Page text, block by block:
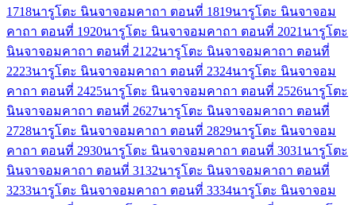
1718นารูโตะ นินจาจอมคาถา ตอนที่ 1819นารูโตะ นินจาจอม
คาถา ตอนที่ 1920นารูโตะ นินจาจอมคาถา ตอนที่ 2021 นารูโตะ
นินจาจอมคาถา ตอนที่ 21 22นารูโตะ นินจาจอมคาถา ตอนที่
2223นารูโตะ นินจาจอมคาถา ตอนที่ 2324นารูโตะ นินจาจอม
คาถา ตอนที่ 2425นารูโตะ นินจาจอมคาถา ตอนที่ 2526นารูโตะ
นินจาจอมคาถา ตอนที่ 2627นารูโตะ นินจาจอมคาถา ตอนที่
2728นารูโตะ นินจาจอมคาถา ตอนที่ 2829นารูโตะ นินจาจอม
คาถา ตอนที่ 2930นารูโตะ นินจาจอมคาถา ตอนที่ 3031 นารูโตะ
นินจาจอมคาถา ตอนที่ 3132นารูโตะ นินจาจอมคาถา ตอนที่
3233นารูโตะ นินจาจอมคาถา ตอนที่ 3334นารูโตะ นินจาจอม